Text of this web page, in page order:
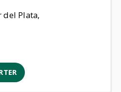
del Plata,